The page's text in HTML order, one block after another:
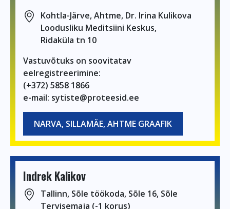
Kohtla-Järve, Ahtme, Dr. Irina Kulikova
Loodusliku Meditsiini Keskus,
Ridaküla tn 10
Vastuvõtuks on soovitatav
eelregistreerimine:
(+372) 5858 1866
e-mail: sytiste@proteesid.ee
NARVA, SILLAMÄE, AHTME GRAAFIK
Indrek Kalikov
Tallinn, Sõle töökoda, Sõle 16, Sõle
Tervisemaja (-1 korus)